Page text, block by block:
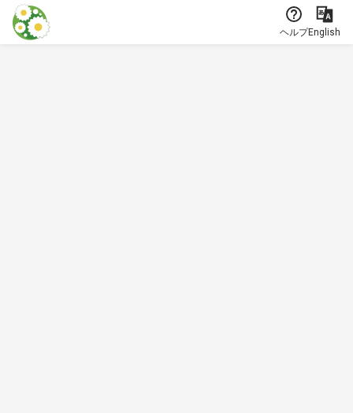
本文に飛ぶ
ヘルプEnglish